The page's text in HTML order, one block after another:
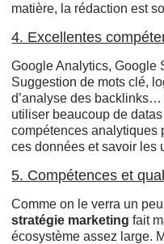
matière, la rédaction est
4. Excellentes
Google Analytics, Google
Suggestion de mots clé,
d’analyse des
utiliser beaucoup de
compétences analytiques
ces données et savoir les
5. Compétences et
Comme on le verra un
stratégie marketingfait
écosystème assez large.